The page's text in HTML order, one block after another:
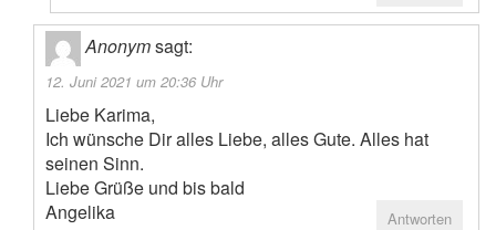
Anonymsagt:
12. Juni 2021 um 20:36 Uhr
Liebe Karima,
Ich wünsche Dir alles Liebe, alles Gute. Alles hat
seinen Sinn.
Liebe Grüße und bis bald
Angelika
Antworten